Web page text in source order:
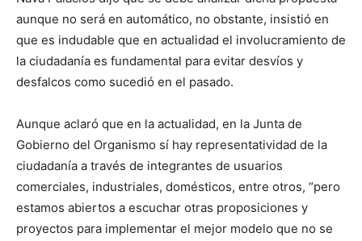
aunque no será en automático, no obstante, insistió en
que es indudable que en actualidad el involucramiento de
la ciudadanía es fundamental para evitar desvíos y
desfalcos como sucedió en el pasado.
Aunque aclaró que en la actualidad, en la Junta de
Gobierno del Organismo sí hay representatividad de la
ciudadanía a través de integrantes de usuarios
comerciales, industriales, domésticos, entre otros, “pero
estamos abiertos a escuchar otras proposiciones y
proyectos para implementar el mejor modelo que no se